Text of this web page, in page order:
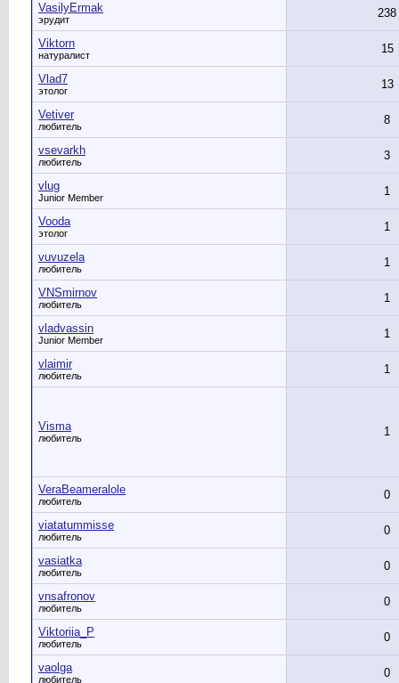
VasilyErmak
эрудит 238
Viktorn
натуралист 15
Vlad7
этолог 13
Vetiver
любитель 8
vsevarkh
любитель 3
vlug
Junior Member 1
Vooda
этолог 1
vuvuzela
любитель 1
VNSmirnov
любитель 1
vladvassin
Junior Member 1
vlaimir
любитель 1
Visma
любитель 1
VeraBeameralole
любитель 0
viatatummisse
любитель 0
vasiatka
любитель 0
vnsafronov
любитель 0
Viktoriia_P
любитель 0
vaolga
любитель 0